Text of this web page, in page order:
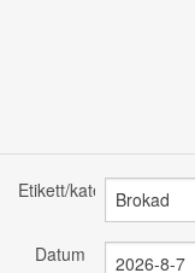
Etikett/kategori
Datum